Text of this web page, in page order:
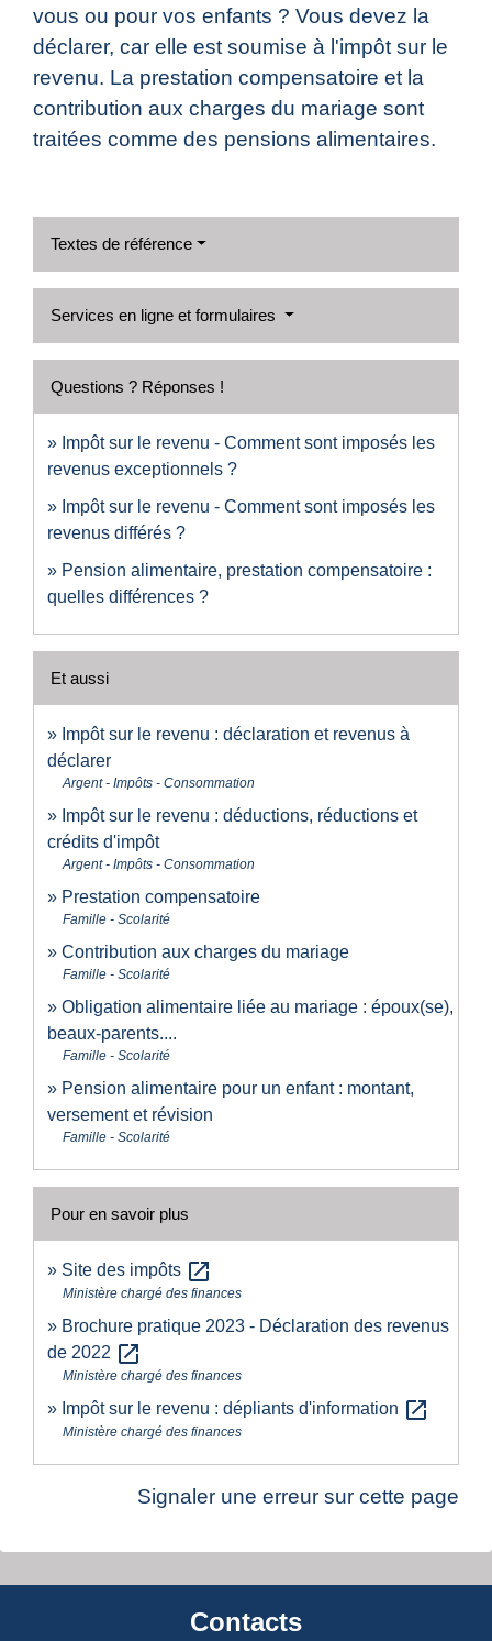
vous ou pour vos enfants ? Vous devez la
déclarer, car elle est soumise à l'impôt sur le
revenu. La prestation compensatoire et la
contribution aux charges du mariage sont
traitées comme des pensions alimentaires.
Textes de référence
Services en ligne et formulaires
Questions ? Réponses !
Impôt sur le revenu - Comment sont imposés les
revenus exceptionnels ?
Impôt sur le revenu - Comment sont imposés les
revenus différés ?
Pension alimentaire, prestation compensatoire :
quelles différences ?
Et aussi
Impôt sur le revenu : déclaration et revenus à
déclarer
Argent - Impôts - Consommation
Impôt sur le revenu : déductions, réductions et
crédits d'impôt
Argent - Impôts - Consommation
Prestation compensatoire
Famille - Scolarité
Contribution aux charges du mariage
Famille - Scolarité
Obligation alimentaire liée au mariage : époux(se),
beaux-parents....
Famille - Scolarité
Pension alimentaire pour un enfant : montant,
versement et révision
Famille - Scolarité
Pour en savoir plus
Site des impôts open_in_new
Ministère chargé des finances
Brochure pratique 2023 - Déclaration des revenus
de 2022 open_in_new
Ministère chargé des finances
Impôt sur le revenu : dépliants d'information open_in_new
Ministère chargé des finances
Signaler une erreur sur cette page
Contacts